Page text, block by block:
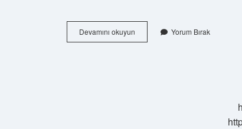
Devamını okuyun
Insan
Yorum Bırak